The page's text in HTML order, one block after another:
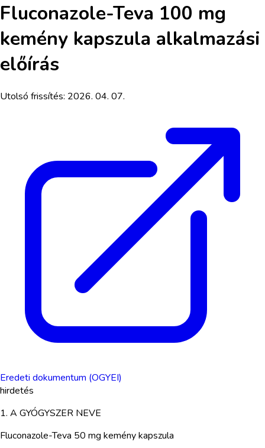
Fluconazole-Teva 100 mg
kemény kapszula alkalmazási
előírás
Utolsó frissítés: 2026. 04. 07.
Eredeti dokumentum (OGYEI)
hirdetés
1. A GYÓGYSZER NEVE
Fluconazole-Teva 50 mg kemény kapszula